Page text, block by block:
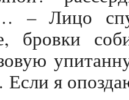
Лицо
бровки
я